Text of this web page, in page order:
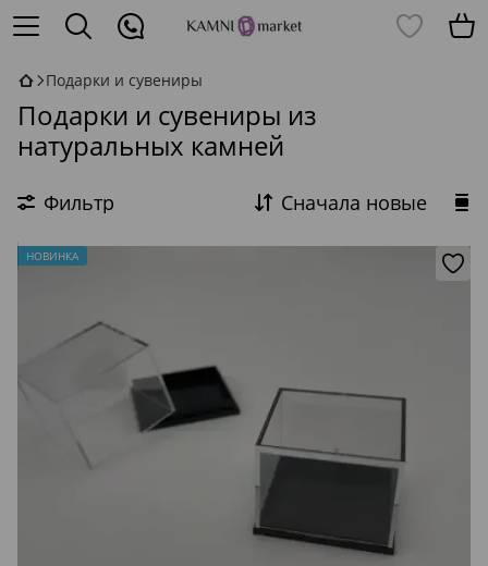
Подарки и сувениры
Подарки и сувениры из
натуральных камней
Фильтр Сначала новые
НОВИНКА